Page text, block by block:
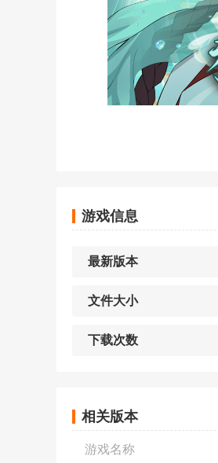
游戏信息
最新版本
文件大小
下载次数
相关版本
游戏名称